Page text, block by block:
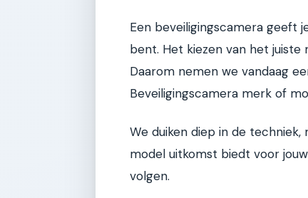
Een beveiligingscamera geeft
bent. Het kiezen van het juiste
Daarom nemen we vandaag
Beveiligingscamera merk of
We duiken diep in de
model uitkomst biedt voor
volgen.